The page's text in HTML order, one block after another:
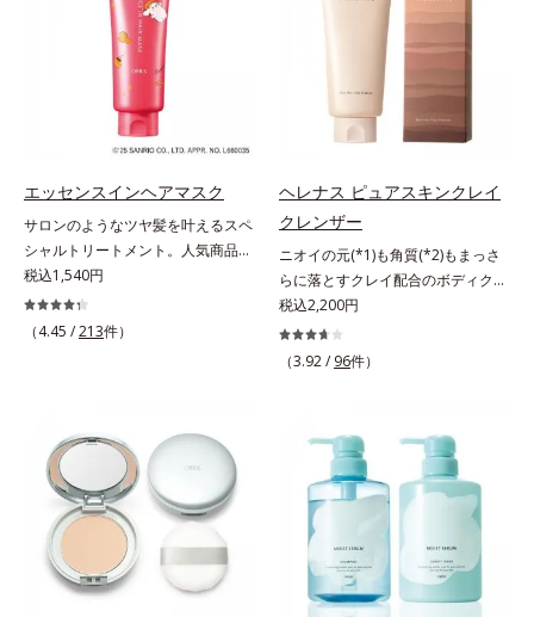
エッセンスインヘアマスク
サロンのようなツヤ髪を叶えるスペ
シャルトリートメント。人気商品
「エッセンスインヘアミルク」と同
じシリーズの、お風呂で美しいツヤ
髪を叶えるスペシャルヘアマスクで
ている部位に吸着して、キューティ
クル表面をリペア。髪の内外にアプ
ローチして、乾燥などの外的刺激か
ら守り抜き、ダメージ(*2)を立て直
し(*3)ます。お風呂でシャンプー後
に適量を髪になじませ、置き時間は
0秒。なじませてすぐに洗い流す手
税込1,540円
（4.45 /213件）
ヘレナス ピュアスキンクレイ
クレンザー
ニオイの元(*1)も角質(*2)もまっさ
らに落とすクレイ配合のボディクレ
ンザー。「へレナス」は、スキンケ
アに強みのあるオルビスとフレグラ
ンスを愛するセントピアによる共同
(*2)もまっさらにオフするボディク
レンザーです。気になるニオイ、ご
わつきの元となるのは、皮脂と古い
角質。汚れの吸着力が強い3種のク
レイ配合(*3)で、皮脂や古い角質、
毛穴汚れまでスッキリ落として、ず
っと触れていたくなるような、しっ
とりうるおったなめらかな素肌に整
税込2,200円
（3.92 / 96件）